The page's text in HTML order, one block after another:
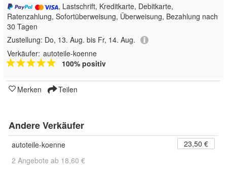
, Lastschrift, Kreditkarte, Debitkarte,
Ratenzahlung, Sofortüberweisung, Überweisung, Bezahlung nach
30 Tagen
Zustellung: Do, 13. Aug. bis Fr, 14. Aug.
Verkäufer: autoteile-koenne
100% positiv
Merken Teilen
Andere Verkäufer
autoteile-koenne
23,50 €
2 Angebote ab 18,60 €